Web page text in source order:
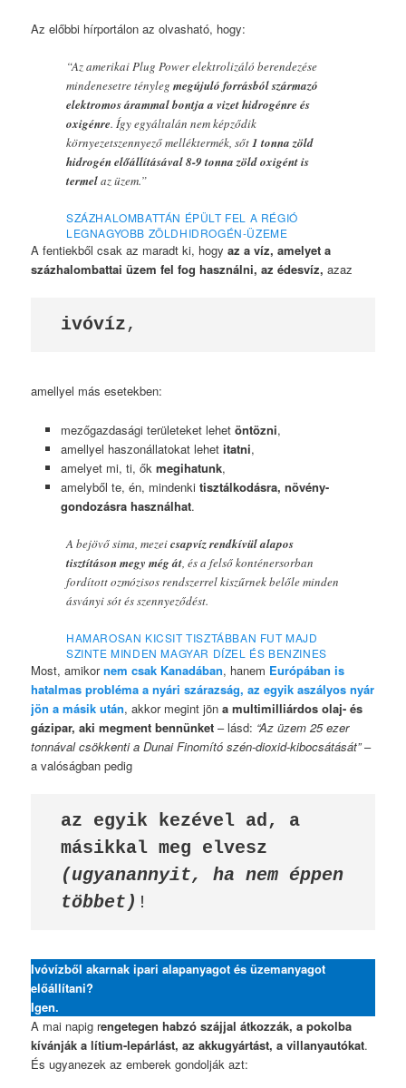
Az előbbi hírportálon az olvasható, hogy:
“Az amerikai Plug Power elektrolizáló berendezése
mindenesetre ténylegmegújuló forrásból származó
elektromos árammal bontja a vizet hidrogénre és
oxigénre. Így egyáltalán nem képződik
környezetszennyező melléktermék, sőt1 tonna zöld
hidrogén előállításával 8-9 tonna zöld oxigént is
termelaz üzem.”
SZÁZHALOMBATTÁN ÉPÜLT FEL A RÉGIÓ
LEGNAGYOBB ZÖLDHIDROGÉN-ÜZEME
A fentiekből csak az maradt ki, hogyaz a víz, amelyet a
százhalombattai üzem fel fog használni, az édesvíz, azaz
ivóvíz,
amellyel más esetekben:
mezőgazdasági területeket lehet öntözni,
amellyel haszonállatokat lehet itatni,
amelyet mi, ti, ők megihatunk,
amelyből te, én, mindenki tisztálkodásra, növény-
gondozásra használhat.
A bejövő sima, mezeicsapvíz rendkívül alapos
tisztításon megy még át, és a felső konténersorban
fordított ozmózisos rendszerrel kiszűrnek belőle minden
ásványi sót és szennyeződést.
HAMAROSAN KICSIT TISZTÁBBAN FUT MAJD
SZINTE MINDEN MAGYAR DÍZEL ÉS BENZINES
Most, amikornem csak Kanadában, hanem Európában is
hatalmas probléma a nyári szárazság, az egyik aszályos nyár
jön a másik után, akkor megint jöna multimilliárdos olaj- és
gázipar, aki megment bennünket – lásd: “Az üzem 25 ezer
tonnával csökkenti a Dunai Finomító szén-dioxid-kibocsátását”–
a valóságban pedig
az egyik kezével ad, a
(ugyanannyit, ha nem éppen
többet) !
Ivóvízből akarnak ipari alapanyagot és üzemanyagot
előállítani?
Igen.
A mai napig rengetegen habzó szájjal átkozzák, a pokolba
kívánják a lítium-lepárlást, az akkugyártást, a villanyautókat.
És ugyanezek az emberek gondolják azt: